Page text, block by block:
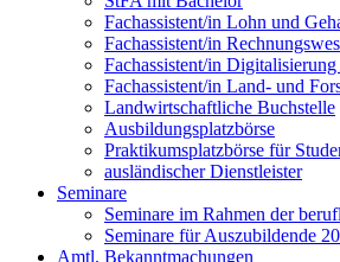
Fachassistent/in Lohn und
Fachassistent/in
Fachassistent/in
Fachassistent/in Land- und
Landwirtschaftliche Buchstelle
Ausbildungsplatzbörse
Praktikumsplatzbörse für
ausländischer Dienstleister
Seminare
Seminare im Rahmen der
Seminare für Auszubildende
Amtl. Bekanntmachungen